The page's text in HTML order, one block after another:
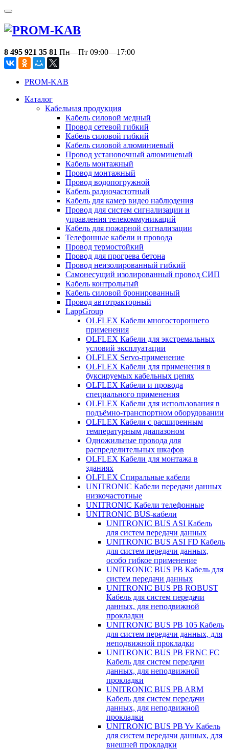
8 495 921 35 81 Пн—Пт 09:00—17:00
PROM-KAB
Каталог
Кабельная продукция
Кабель силовой медный
Провод сетевой гибкий
Кабель силовой гибкий
Кабель силовой алюминиевый
Провод установочный алюминевый
Кабель монтажный
Провод монтажный
Провод водопогружной
Кабель радиочастотный
Кабель для камер видео наблюдения
Провод для систем сигнализации и
управления телекоммуникаций
Кабель для пожарной сигнализации
Телефонные кабели и провода
Провод термостойкий
Провод для прогрева бетона
Провод неизолированный гибкий
Самонесущий изолированный провод СИП
Кабель контрольный
Кабель силовой бронированный
Провод автотракторный
LappGroup
OLFLEX Кабели многостороннего
применения
OLFLEX Кабели для экстремальных
условий эксплуатации
OLFLEX Servo-применение
OLFLEX Кабели для применения в
буксируемых кабельных цепях
OLFLEX Кабели и провода
специального применения
OLFLEX Кабели для использования в
подъёмно-транспортном оборудовании
OLFLEX Кабели с расширенным
температурным диапазоном
Одножильные провода для
распределительных шкафов
OLFLEX Кабели для монтажа в
зданиях
OLFLEX Спиральные кабели
UNITRONIC Кабели передачи данных
низкочастотные
UNITRONIC Кабели телефонные
UNITRONIC BUS-кабели
UNITRONIC BUS ASI Кабель
для систем передачи данных
UNITRONIC BUS ASI FD Кабель
для систем передачи данных,
особо гибкое применение
UNITRONIC BUS PB Кабель для
систем передачи данных
UNITRONIC BUS PB ROBUST
Кабель для систем передачи
данных, для неподвижной
прокладки
UNITRONIC BUS PB 105 Кабель
для систем передачи данных, для
неподвижной прокладки
UNITRONIC BUS PB FRNC FC
Кабель для систем передачи
данных, для неподвижной
прокладки
UNITRONIC BUS PB ARM
Кабель для систем передачи
данных, для неподвижной
прокладки
UNITRONIC BUS PB Yv Кабель
для систем передачи данных, для
внешней прокладки